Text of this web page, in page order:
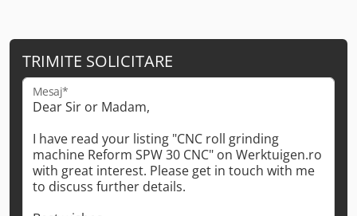
TRIMITE SOLICITARE
Mesaj*